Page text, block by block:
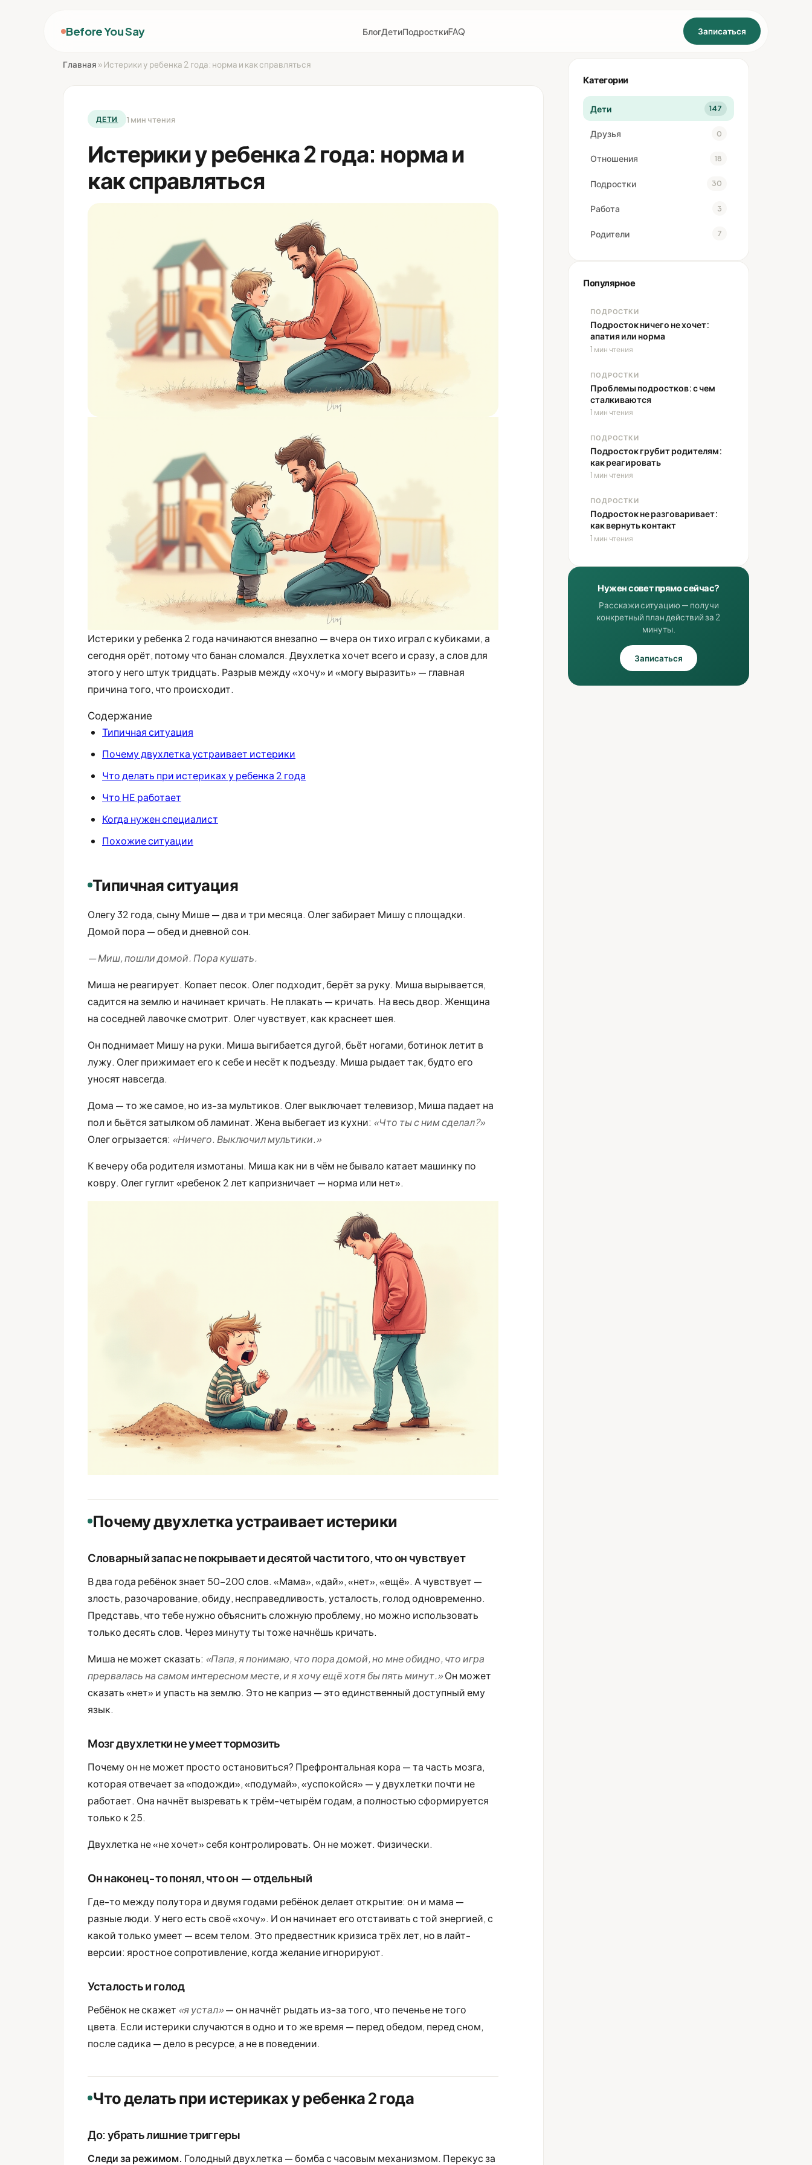
Before You Say БлогДетиПодросткиFAQ Записаться
Главная »Истерики у ребенка 2 года: норма и как справляться
ДЕТИ 1 мин чтения
Истерики у ребенка 2 года: норма и
как справляться
Истерики у ребенка 2 года начинаются внезапно — вчера он тихо играл с кубиками, а
сегодня орёт, потому что банан сломался. Двухлетка хочет всего и сразу, а слов для
этого у него штук тридцать. Разрыв между «хочу» и «могу выразить» — главная
причина того, что происходит.
Содержание
Типичная ситуация
Почему двухлетка устраивает истерики
Что делать при истериках у ребенка 2 года
Что НЕ работает
Когда нужен специалист
Похожие ситуации
Типичная ситуация
Олегу 32 года, сыну Мише — два и три месяца. Олег забирает Мишу с площадки.
Домой пора — обед и дневной сон.
— Миш, пошли домой. Пора кушать.
Миша не реагирует. Копает песок. Олег подходит, берёт за руку. Миша вырывается,
садится на землю и начинает кричать. Не плакать — кричать. На весь двор. Женщина
на соседней лавочке смотрит. Олег чувствует, как краснеет шея.
Он поднимает Мишу на руки. Миша выгибается дугой, бьёт ногами, ботинок летит в
лужу. Олег прижимает его к себе и несёт к подъезду. Миша рыдает так, будто его
уносят навсегда.
Дома — то же самое, но из-за мультиков. Олег выключает телевизор, Миша падает на
пол и бьётся затылком об ламинат. Жена выбегает из кухни: «Что ты с ним сделал?»
Олег огрызается: «Ничего. Выключил мультики.»
К вечеру оба родителя измотаны. Миша как ни в чём не бывало катает машинку по
ковру. Олег гуглит «ребенок 2 лет капризничает — норма или нет».
Почему двухлетка устраивает истерики
Словарный запас не покрывает и десятой части того, что он чувствует
В два года ребёнок знает 50-200 слов. «Мама», «дай», «нет», «ещё». А чувствует —
злость, разочарование, обиду, несправедливость, усталость, голод одновременно.
Представь, что тебе нужно объяснить сложную проблему, но можно использовать
только десять слов. Через минуту ты тоже начнёшь кричать.
Миша не может сказать: «Папа, я понимаю, что пора домой, но мне обидно, что игра
прервалась на самом интересном месте, и я хочу ещё хотя бы пять минут.»Он может
сказать «нет» и упасть на землю. Это не каприз — это единственный доступный ему
язык.
Мозг двухлетки не умеет тормозить
Почему он не может просто остановиться? Префронтальная кора — та часть мозга,
которая отвечает за «подожди», «подумай», «успокойся» — у двухлетки почти не
работает. Она начнёт вызревать к трём-четырём годам, а полностью сформируется
только к 25.
Двухлетка не «не хочет» себя контролировать. Он не может. Физически.
Он наконец-то понял, что он — отдельный
Где-то между полутора и двумя годами ребёнок делает открытие: он и мама —
разные люди. У него есть своё «хочу». И он начинает его отстаивать с той энергией, с
какой только умеет — всем телом. Это предвестник кризиса трёх лет, но в лайт-
версии: яростное сопротивление, когда желание игнорируют.
Усталость и голод
Ребёнок не скажет «я устал»— он начнёт рыдать из-за того, что печенье не того
цвета. Если истерики случаются в одно и то же время — перед обедом, перед сном,
после садика — дело в ресурсе, а не в поведении.
Что делать при истериках у ребенка 2 года
До: убрать лишние триггеры
Следи за режимом. Голодный двухлетка — бомба с часовым механизмом. Перекус за
Категории
Дети 147
Друзья 0
Отношения 18
Подростки 30
Работа 3
Родители 7
Популярное
ПОДРОСТКИ
Подросток ничего не хочет:
апатия или норма
1 мин чтения
ПОДРОСТКИ
Проблемы подростков: с чем
сталкиваются
1 мин чтения
ПОДРОСТКИ
Подросток грубит родителям:
как реагировать
1 мин чтения
ПОДРОСТКИ
Подросток не разговаривает:
как вернуть контакт
1 мин чтения
Нужен совет прямо сейчас?
Расскажи ситуацию — получи
конкретный план действий за 2
минуты.
Записаться